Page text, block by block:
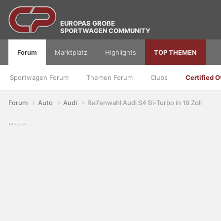
EUROPAS GROßE
SPORTWAGEN COMMUNITY
Forum
Sportwagen Forum Themen Forum Clubs Certified
Marktplatz Highlights TOP THEMEN
Forum Auto Audi Reifenwahl Audi S4 Bi-Turbo in 18 Zoll